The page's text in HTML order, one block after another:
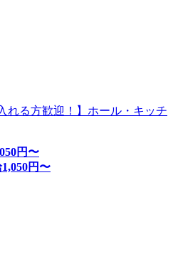
れる方歓迎！】ホール・キッチ
円〜
1,050円〜